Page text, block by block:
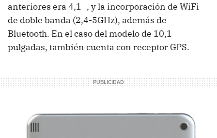
anteriores era 4,1 -, y la incorporación de WiFi
de doble banda (2,4-5GHz), además de
Bluetooth. En el caso del modelo de 10,1
pulgadas, también cuenta con receptor GPS.